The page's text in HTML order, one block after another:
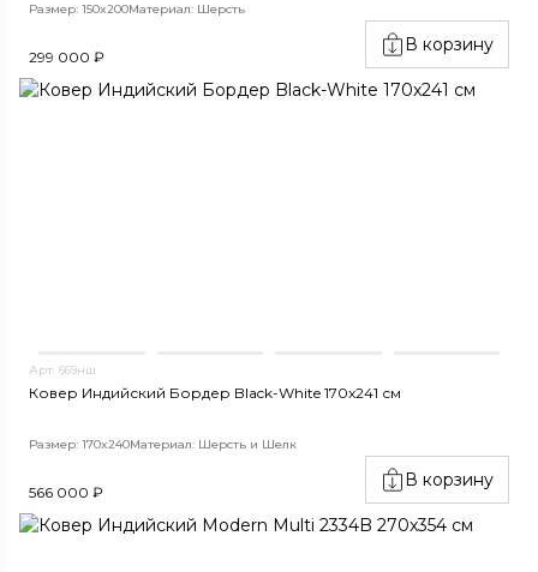
Размер: 150x200Материал: Шерсть
299 000 ₽
В корзину
Арт. 669нш
Ковер Индийский Бордер Black-White 170x241 см
Размер: 170x240Материал: Шерсть и Шелк
566 000 ₽
В корзину